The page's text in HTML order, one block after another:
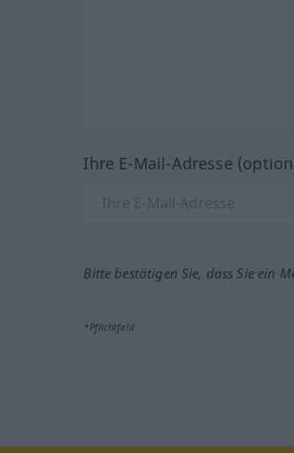
Ihre E-Mail-Adresse
Bitte bestätigen Sie, dass Sie ein
*Pflichtfeld